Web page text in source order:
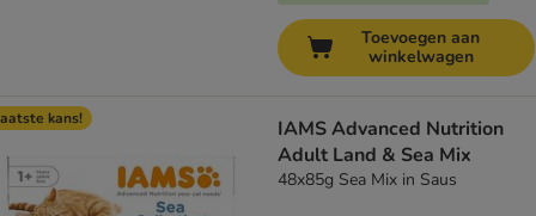
Toevoegen aan
winkelwagen
kans!
IAMS Advanced Nutrition
Adult Land & Sea Mix
48x85g Sea Mix in Saus